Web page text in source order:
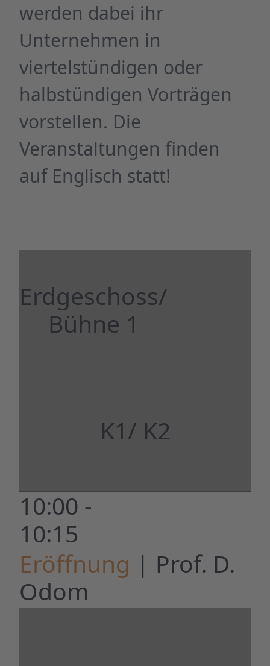
werden dabei ihr
Unternehmen in
viertelstündigen oder
halbstündigen Vorträgen
vorstellen. Die
Veranstaltungen finden
auf Englisch statt!
Erdgeschoss/
Bühne 1
K1/ K2
10:00 -
10:15
Eröffnung | Prof. D.
Odom